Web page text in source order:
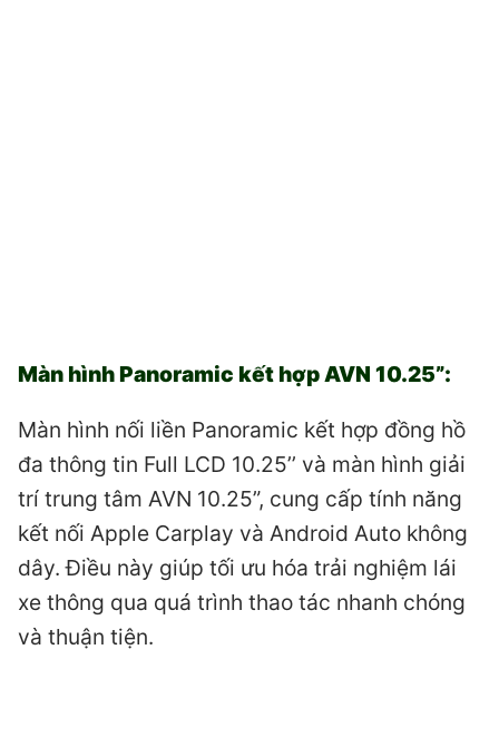
Màn hình Panoramic kết hợp AVN 10.25”:
Màn hình nối liền Panoramic kết hợp đồng hồ
đa thông tin Full LCD 10.25’’ và màn hình giải
trí trung tâm AVN 10.25”, cung cấp tính năng
kết nối Apple Carplay và Android Auto không
dây. Điều này giúp tối ưu hóa trải nghiệm lái
xe thông qua quá trình thao tác nhanh chóng
và thuận tiện.